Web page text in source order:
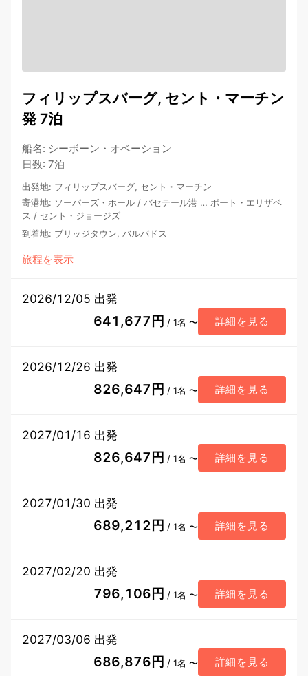
フィリップスバーグ, セント・マーチン
発 7泊
船名: シーボーン・オベーション
日数: 7泊
出発地: フィリップスバーグ, セント・マーチン
寄港地: ソーパーズ・ホール / バセテール港 … ポート・エリザベ
ス / セント・ジョージズ
到着地: ブリッジタウン, バルバドス
旅程を表示
2026/12/05 出発
641,677円 / 1名 〜 詳細を見る
2026/12/26 出発
826,647円 / 1名 〜 詳細を見る
2027/01/16 出発
826,647円 / 1名 〜 詳細を見る
2027/01/30 出発
689,212円 / 1名 〜 詳細を見る
2027/02/20 出発
796,106円 / 1名 〜 詳細を見る
2027/03/06 出発
686,876円 / 1名 〜 詳細を見る